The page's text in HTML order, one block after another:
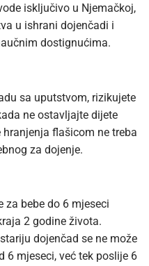
isključivo u Njemačkoj,
u ishrani dojenčadi i
dostignućima.
sa uputstvom, rizikujete
ne ostavljajte dijete
flašicom ne treba
za dojenje.
za bebe do 6 mjeseci
2 godine života.
dojenčad se ne može
6 mjeseci, već tek poslije 6